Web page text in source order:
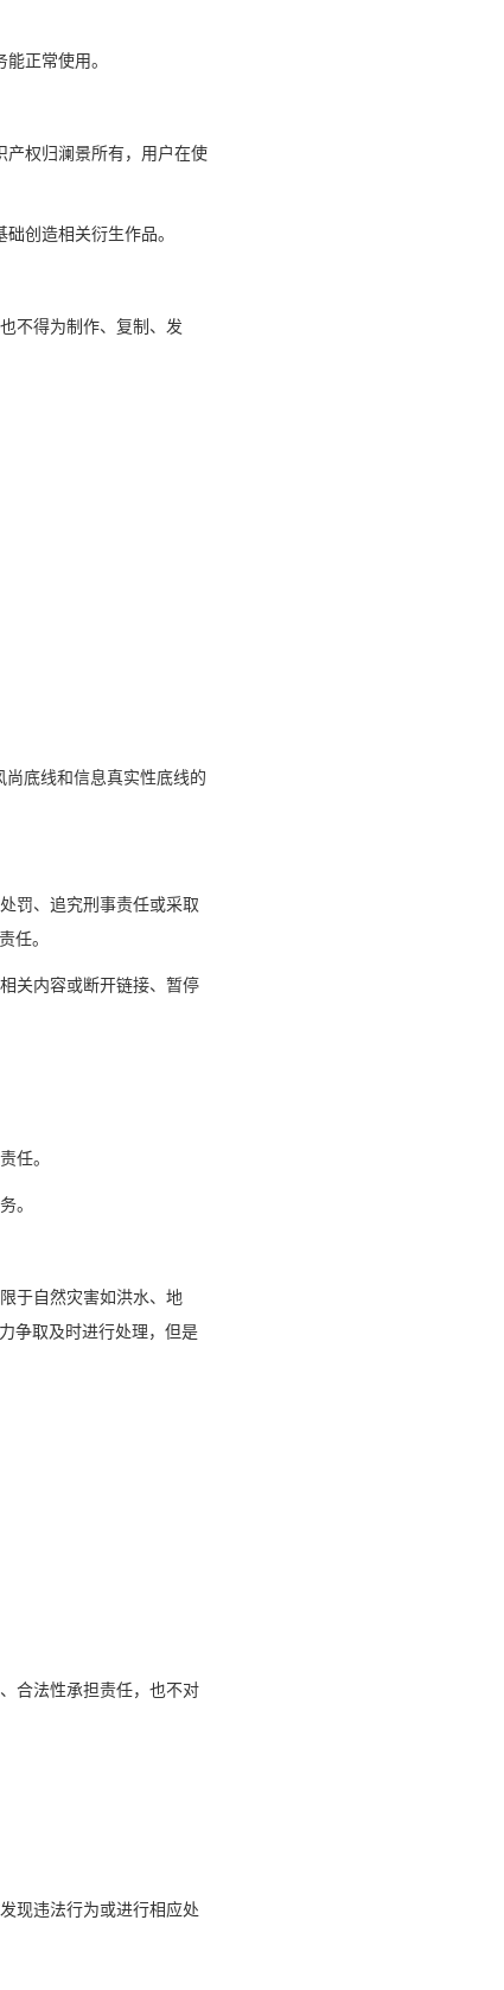
正常使用。
产权归澜景所有，用户在使
创造相关衍生作品。
不得为制作、复制、发
底线和信息真实性底线的
罚、追究刑事责任或采取
任。
关内容或断开链接、暂停
任。
。
于自然灾害如洪水、地
争取及时进行处理，但是
合法性承担责任，也不对
现违法行为或进行相应处